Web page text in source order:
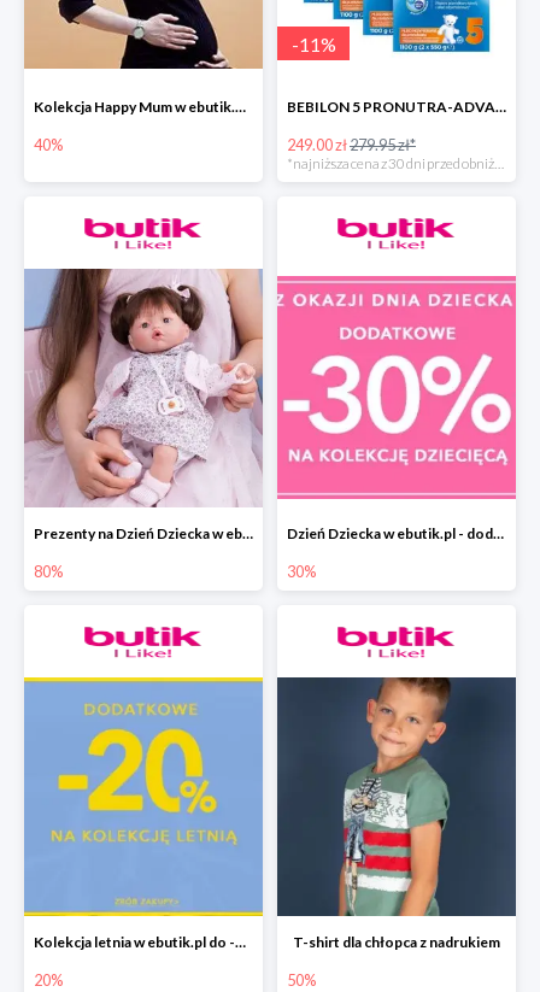
Kolekcja Happy Mum w ebutik.pl do -40%
40%
-11%
BEBILON 5 PRONUTRA-ADVANCE MLEKO MODYFIKOWANE
249.00 zł279.95 zł*
Prezenty na Dzień Dziecka w ebutik.pl do -80%
80%
Dzień Dziecka w ebutik.pl - dodatkowy rabat -30%
30%
Kolekcja letnia w ebutik.pl do -20%
20%
T-shirt dla chłopca z nadrukiem
50%